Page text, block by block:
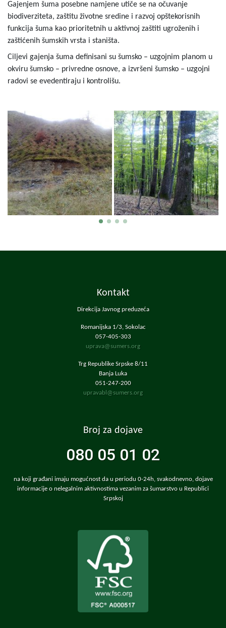
Gajenjem šuma posebne namjene utiče se na očuvanje
biodiverziteta, zaštitu životne sredine i razvoj opštekorisnih
funkcija šuma kao prioritetnih u aktivnoj zaštiti ugroženih i
zaštićenih šumskih vrsta i staništa.
Ciljevi gajenja šuma definisani su šumsko – uzgojnim planom u
okviru šumsko – privredne osnove, a izvršeni šumsko – uzgojni
radovi se evedentiraju i kontrolišu.
Kontakt
Direkcija Javnog preduzeća
Romanijska 1/3, Sokolac
057-405-303
uprava@sumers.org
Trg Republike Srpske 8/11
Banja Luka
051-247-200
upravabl@sumers.org
Broj za dojave
080 05 01 02
na koji građani imaju mogućnost da u periodu 0-24h, svakodnevno, dojave
informacije o nelegalnim aktivnostima vezanim za šumarstvo u Republici
Srpskoj